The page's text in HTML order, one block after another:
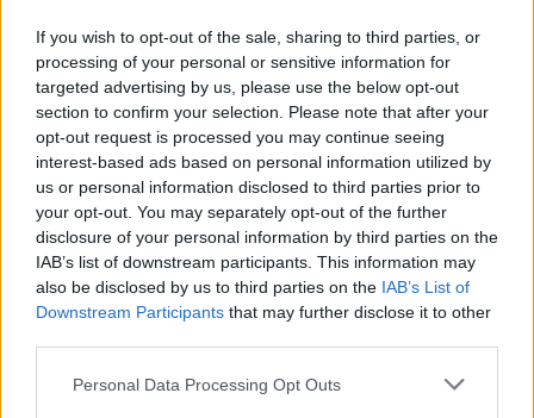
If you wish to opt-out of the sale, sharing to third parties, or
processing of your personal or sensitive information for
targeted advertising by us, please use the below opt-out
section to confirm your selection. Please note that after your
opt-out request is processed you may continue seeing
interest-based ads based on personal information utilized by
us or personal information disclosed to third parties prior to
your opt-out. You may separately opt-out of the further
disclosure of your personal information by third parties on the
IAB’s list of downstream participants. This information may
also be disclosed by us to third parties on the IAB’s List of
Downstream Participants that may further disclose it to other
Personal Data Processing Opt Outs
ΕΛΣΤΑΤ: Στο 3,4% υποχώρησε ο πληθωρισμός τον Ιούλιο
Χρηματοδότηση 8 εκατ. ευρώ
σε 843 μέσα ενημέρωσης-
Ξεκίνησε το πενταετές
πρόγραμμα ενίσχυσης του
Τύπου
Metlen: Ρεκόρ EBITDA στο α'
εξάμηνο, στα 550 εκατ. ευρώ –
Καθαρά κέρδη 313 εκατ. ευρώ